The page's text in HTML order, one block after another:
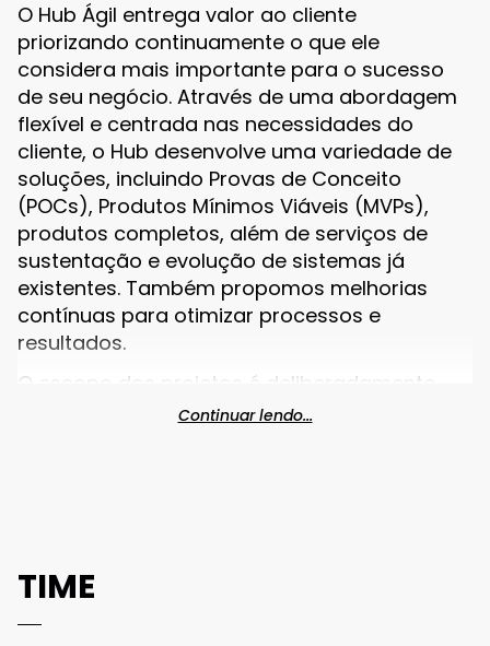
O Hub Ágil entrega valor ao cliente
priorizando continuamente o que ele
considera mais importante para o sucesso
de seu negócio. Através de uma abordagem
flexível e centrada nas necessidades do
cliente, o Hub desenvolve uma variedade de
soluções, incluindo Provas de Conceito
(POCs), Produtos Mínimos Viáveis (MVPs),
produtos completos, além de serviços de
sustentação e evolução de sistemas já
existentes. Também propomos melhorias
contínuas para otimizar processos e
resultados.
O escopo dos projetos é deliberadamente
aberto e adaptável, permitindo ajustes ao
garantindo que o desenvolvimento
acompanhe as demandas de negócio e
traga impacto real e duradouro.
Continuar lendo...
TIME